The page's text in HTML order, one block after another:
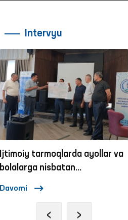
Intervyu
Ijtimoiy tarmoqlarda ayollar va
bolalarga nisbatan
Davomi
‹ ›